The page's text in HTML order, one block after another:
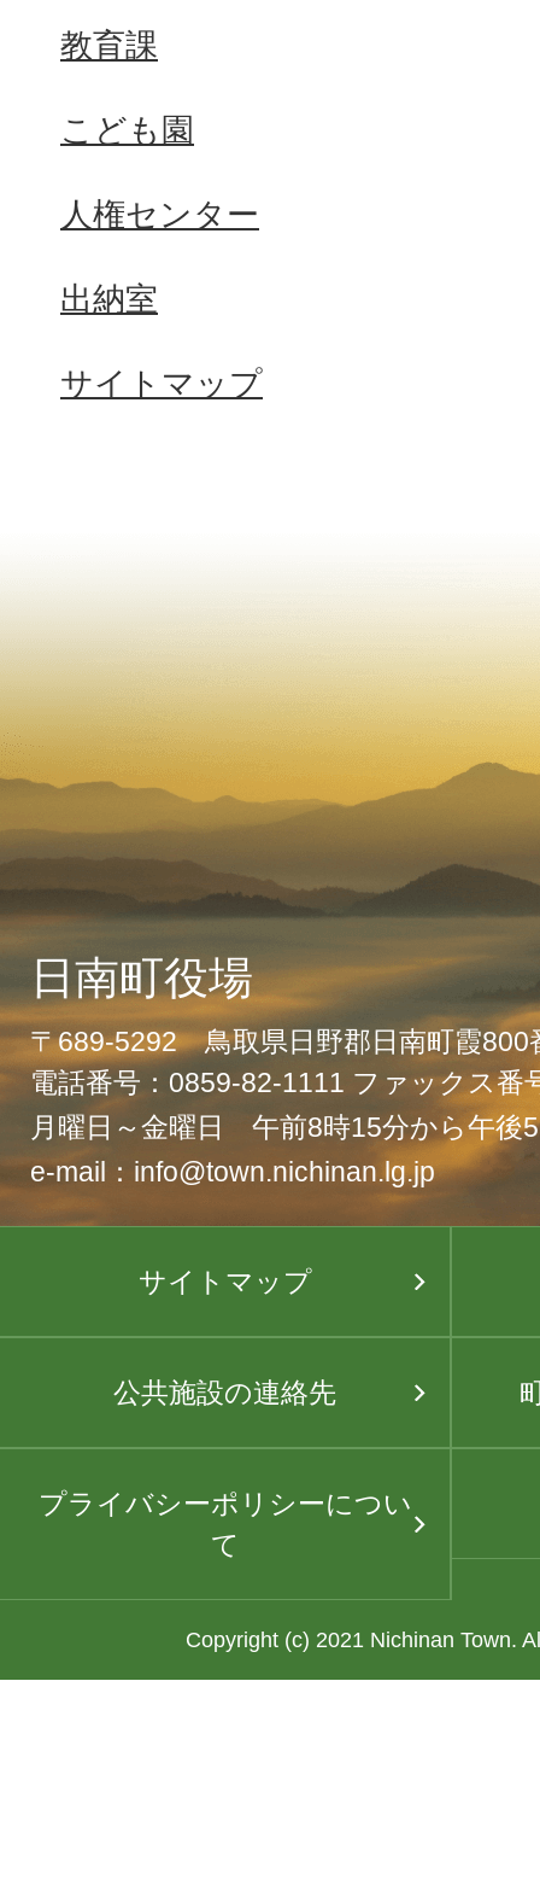
教育課
こども園
人権センター
出納室
サイトマップ
日南町役場
〒689-5292 鳥取県日野郡日南町霞800
電話番号：0859-82-1111 ファックス番
月曜日～金曜日 午前8時15分から午後
e-mail：info@town.nichinan.lg.jp
サイトマップ
公共施設の連絡先
プライバシーポリシーについ
て
Copyright (c) 2021 Nichinan Town.